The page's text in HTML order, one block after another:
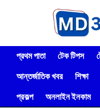
প্রথম পাতা টেক টিপস
আন্তর্জাতিক খবর
শিক্ষা
প্রকল্প
অনলাইন ইনকাম